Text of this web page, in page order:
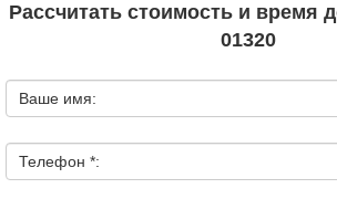
Рассчитать стоимость и время
01320
Ваше имя:
Телефон *: